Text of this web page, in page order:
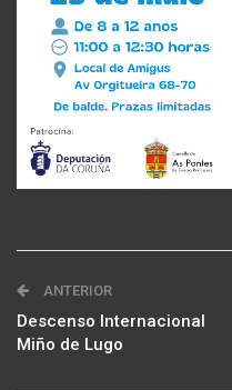
ANTERIOR
Descenso Internacional
Miño de Lugo